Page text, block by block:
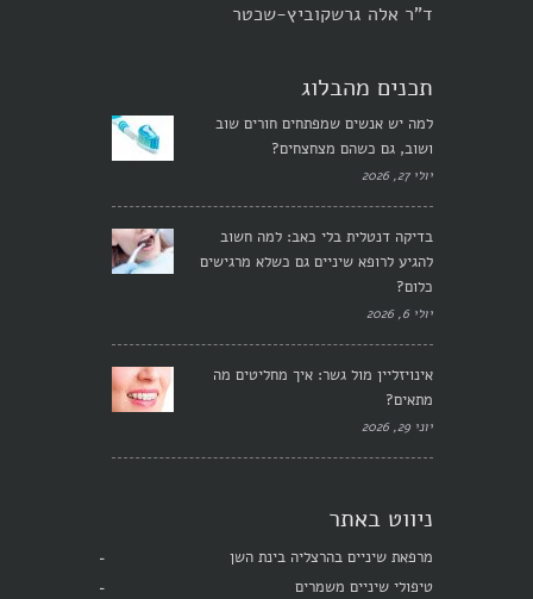
ד"ר אלה גרשקוביץ-שכטר
תכנים מהבלוג
למה יש אנשים שמפתחים חורים שוב
ושוב, גם כשהם מצחצחים?
יולי 27, 2026
בדיקה דנטלית בלי כאב: למה חשוב
להגיע לרופא שיניים גם כשלא מרגישים
כלום?
יולי 6, 2026
אינויזליין מול גשר: איך מחליטים מה
מתאים?
יוני 29, 2026
ניווט באתר
מרפאת שיניים בהרצליה בינת השן
טיפולי שיניים משמרים